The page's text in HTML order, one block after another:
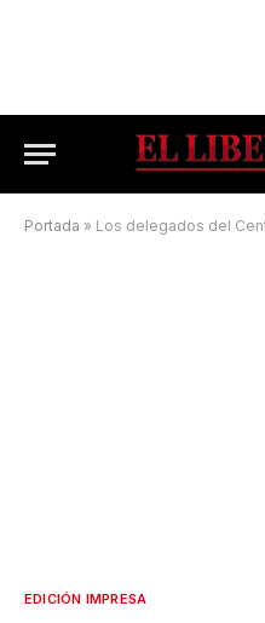
Portada » Los delegados del Centro de Jubilados y
EDICIÓN IMPRESA